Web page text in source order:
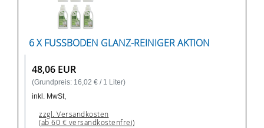
6 X FUSSBODEN GLANZ-REINIGER AKTION
48,06 EUR
(Grundpreis: 16,02 € / 1 Liter)
inkl. MwSt,
zzgl. Versandkosten
(ab 60 € versandkostenfrei)